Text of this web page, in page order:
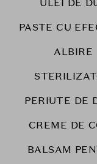
ULEI DE
PASTE CU
ALBIRE
PERIUTE DE
CREME DE
BALSAM